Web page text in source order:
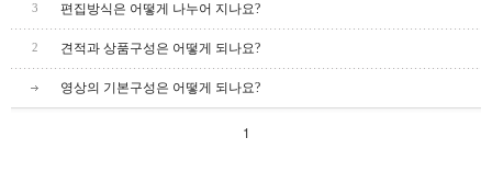
3 편집방식은 어떻게 나누어 지나요?
2 견적과 상품구성은 어떻게 되나요?
영상의 기본구성은 어떻게 되나요?
1